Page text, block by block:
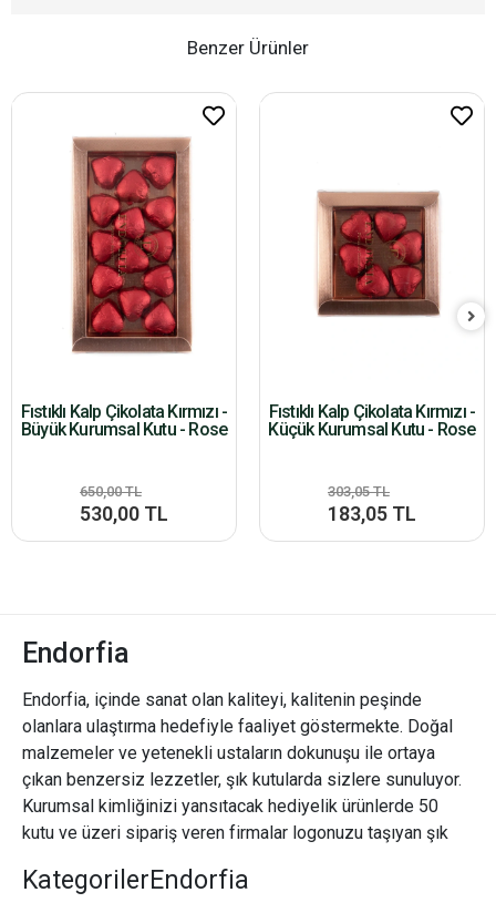
Benzer Ürünler
Fıstıklı Kalp Çikolata Kırmızı -
Büyük Kurumsal Kutu - Rose
650,00 TL
530,00 TL
Fıstıklı Kalp Çikolata Kırmızı -
Küçük Kurumsal Kutu - Rose
303,05 TL
183,05 TL
Endorfia
Endorfia, içinde sanat olan kaliteyi, kalitenin peşinde
olanlara ulaştırma hedefiyle faaliyet göstermekte. Doğal
malzemeler ve yetenekli ustaların dokunuşu ile ortaya
çıkan benzersiz lezzetler, şık kutularda sizlere sunuluyor.
Kurumsal kimliğinizi yansıtacak hediyelik ürünlerde 50
kutu ve üzeri sipariş veren firmalar logonuzu taşıyan şık
KategorilerEndorfia